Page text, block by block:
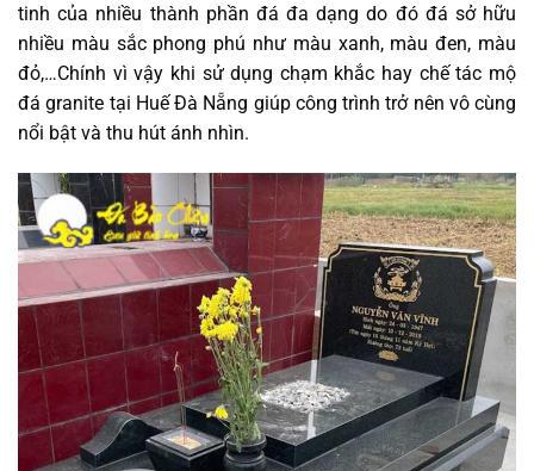
tinh của nhiều thành phần đá đa dạng do đó đá sở hữu
nhiều màu sắc phong phú như màu xanh, màu đen, màu
đỏ,…Chính vì vậy khi sử dụng chạm khắc hay chế tác mộ
đá granite tại Huế Đà Nẵng giúp công trình trở nên vô cùng
nổi bật và thu hút ánh nhìn.